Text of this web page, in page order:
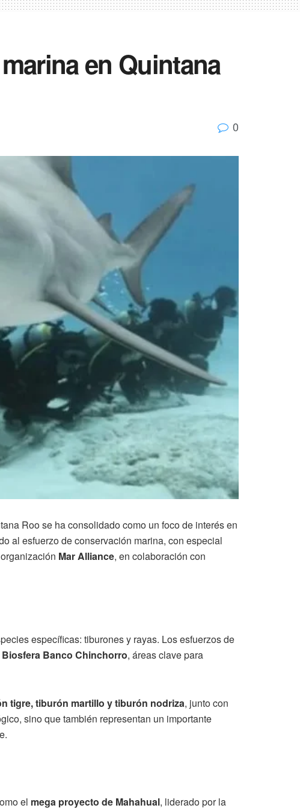
en Quintana
0
Roo se ha consolidado como un foco de interés en
al esfuerzo de conservación marina, con especial
Mar Alliance, en colaboración con
específicas: tiburones y rayas. Los esfuerzos de
Biosfera Banco Chinchorro, áreas clave para
tigre, tiburón martillo y tiburón nodriza, junto con
sino que también representan un importante
el mega proyecto de Mahahual, liderado por la